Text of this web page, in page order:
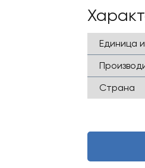
Единица
Страна